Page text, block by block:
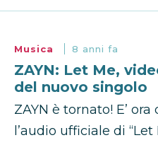
Musica 8 anni fa
ZAYN: Let Me,
del nuovo singolo
ZAYN è tornato! E’
l’audio ufficiale di